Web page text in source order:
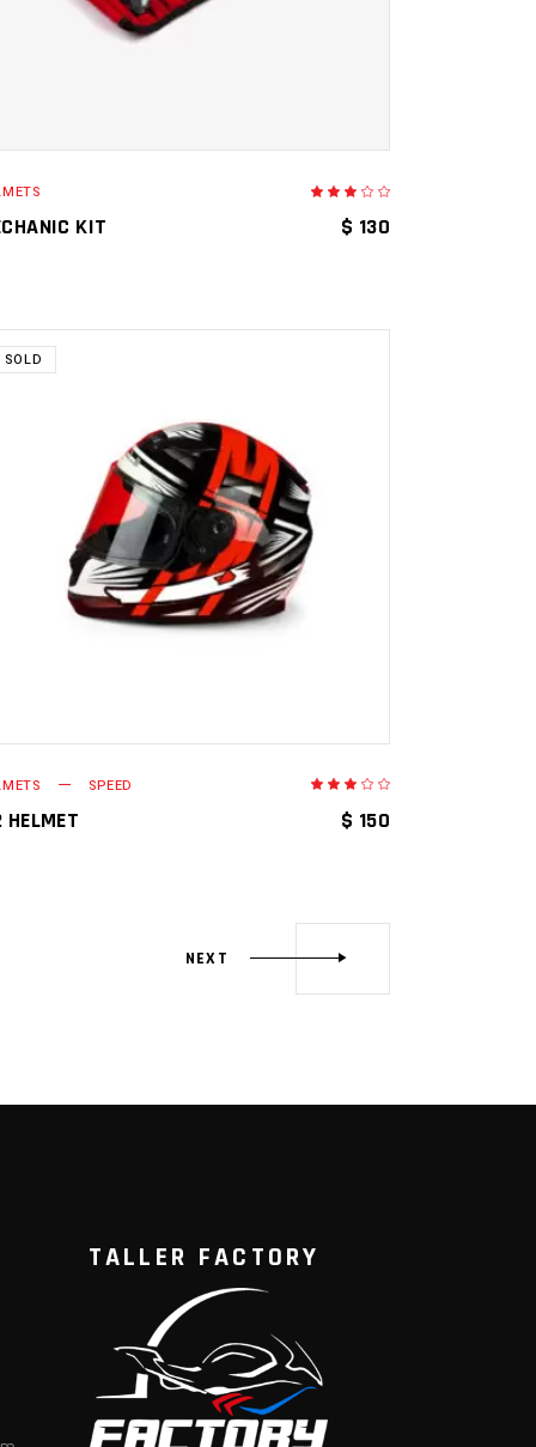
de
5
KIT $ 130
SOLD
LEER MÁS
SPEED
de
5
HELMET $ 150
NEXT
TALLER FACTORY